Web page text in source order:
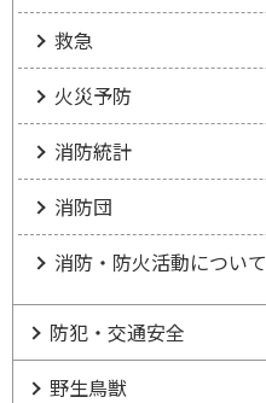
救急
火災予防
消防統計
消防団
消防・防火活動について
防犯・交通安全
野生鳥獣